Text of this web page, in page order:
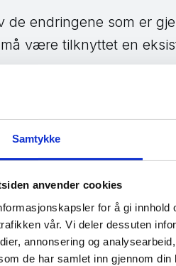
Samtykke
anvender cookies
for å gi
vår. Vi deler dessuten
annonsering og
de har samlet inn gjennom
de endringene som er
være tilknyttet en
gir oss muligheten til å
så kan vi nå
Amalie Nilssen,
på, så det er veldig
frihet til å
selvfølgelig fullt mulig å